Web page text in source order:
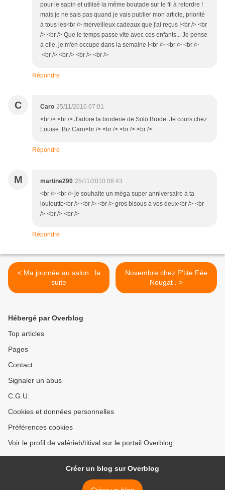
pour le sapin et utilisé la même boutade sur le fil à retordre !
mais je ne sais pas quand je vais publier mon article, priorité
à tous les<br /> merveilleux cadeaux que j'ai reçus !<br /> <br
/> <br /> Que le temps passe vite avec ces enfants... Je pense
à elle, je m'en occupe dans la semaine !<br /> <br /> <br />
<br /> <br /> <br /> <br />
Répondre
C Caro 25/11/2010 07:01
<br /> <br /> J'adore la broderie de Solo Brode. Je cours chez
Louise. Biz Caro<br /> <br /> <br /> <br />
Répondre
M martine290 25/11/2010 06:43
<br /> <br /> je souhaite un méga super anniversaire à ta
louloutte<br /> <br /> <br /> gros bisous à vos deux<br /> <br
/> <br /> <br />
Répondre
< Ma journée au salon : la
suite
Novembre chez P'tite Fée
Nougat . >
Hébergé par Overblog
Top articles
Pages
Contact
Signaler un abus
C.G.U.
Cookies et données personnelles
Préférences cookies
Voir le profil de valérieb/titival sur le portail Overblog
Créer un blog sur Overblog